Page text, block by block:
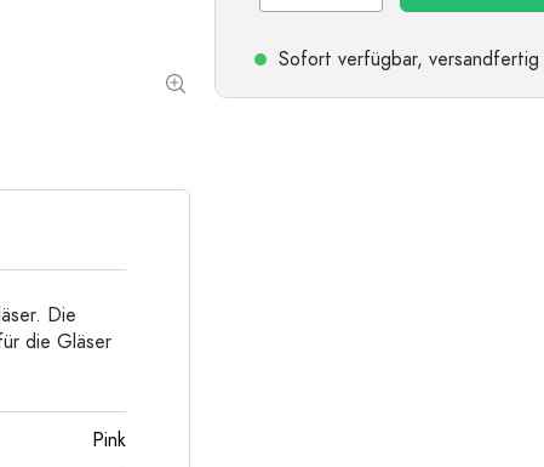
Sofort verfügbar, versandfertig
Die
die Gläser
Pink